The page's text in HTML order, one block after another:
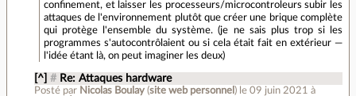
confinement, et laisser les processeurs/microcontroleurs subir les
attaques de l'environnement plutôt que créer une brique complète
qui protège l'ensemble du système. (je ne sais plus trop si les
programmes s'autocontrôlaient ou si cela était fait en extérieur —
l'idée étant là, on peut imaginer les deux)
[^] # Re: Attaques hardware
Posté par Nicolas Boulay(site web personnel ) le 09 juin 2021 à